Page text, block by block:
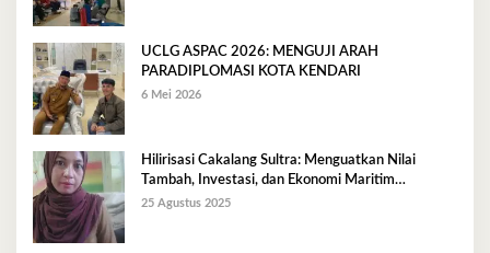
UCLG ASPAC 2026: MENGUJI ARAH
PARADIPLOMASI KOTA KENDARI
6 Mei 2026
Hilirisasi Cakalang Sultra: Menguatkan Nilai
Tambah, Investasi, dan Ekonomi Maritim
Berkelanjutan
25 Agustus 2025